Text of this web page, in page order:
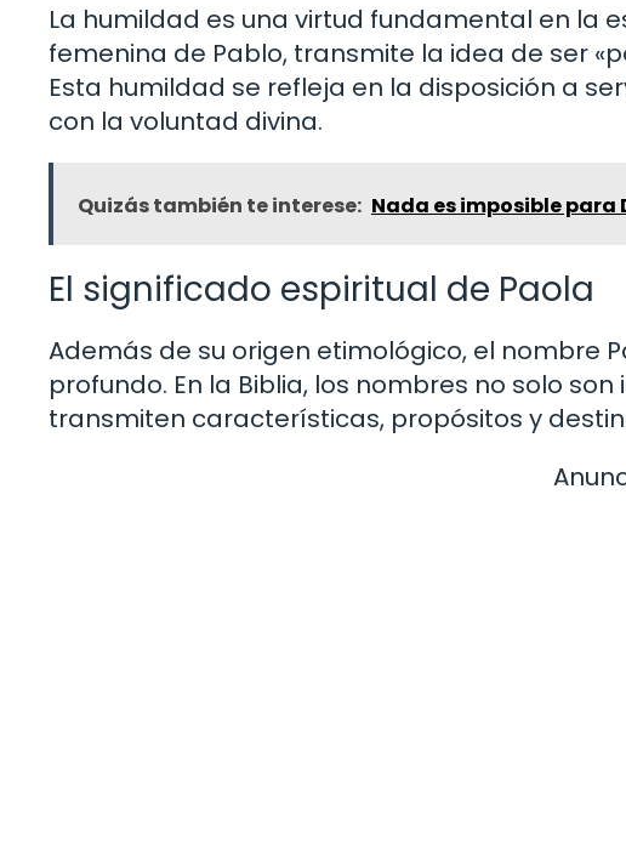
La humildad es una virtud fundamental en la
femenina de Pablo, transmite la idea de ser
Esta humildad se refleja en la disposición a
con la voluntad divina.
Quizás también te interese: Nada es imposible para
El significado espiritual de Paola
Además de su origen etimológico, el nombre
profundo. En la Biblia, los nombres no solo
transmiten características, propósitos y